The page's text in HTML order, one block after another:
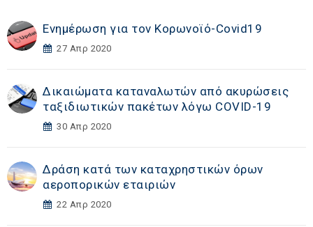
Ενημέρωση για τον Κορωνοϊό-Covid19
27 Απρ 2020
Δικαιώματα καταναλωτών από ακυρώσεις
ταξιδιωτικών πακέτων λόγω COVID-19
30 Απρ 2020
Δράση κατά των καταχρηστικών όρων
αεροπορικών εταιριών
22 Απρ 2020